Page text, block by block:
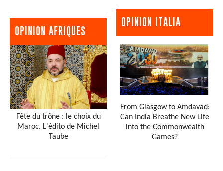
OPINION AFRIQUES
Fête du trône : le choix du
Maroc. L'édito de Michel
Taube
OPINION ITALIA
From Glasgow to Amdavad:
Can India Breathe New Life
into the Commonwealth
Games?